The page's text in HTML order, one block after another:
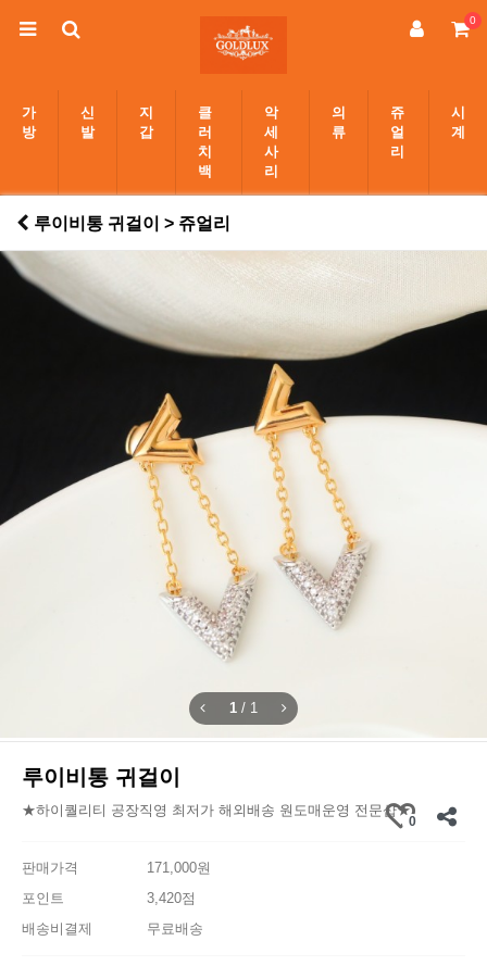
0
가
방
신
발
지
갑
클
러
치
백
악
세
사
리
의
류
쥬
얼
리
시
계
루이비통 귀걸이 > 쥬얼리
1 / 1
루이비통 귀걸이
★하이퀄리티 공장직영 최저가 해외배송 원도매운영 전문샵★
0
판매가격
171,000원
포인트
3,420점
배송비결제
무료배송